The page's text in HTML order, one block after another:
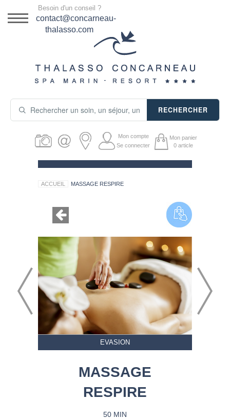
DESTINATION
SÉJOURS THALASSO
PRODUITS COSMÉTIQUES
GUIDE CADEAUX
Besoin d'un conseil ?
contact@concarneau-
thalasso.com
RECHERCHER
Mon compte
Se connecter
Mon panier
0 article
ACCUEIL MASSAGE RESPIRE
EVASION
MASSAGE
RESPIRE
50 MIN